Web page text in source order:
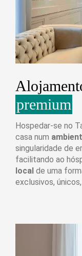
premium
Hospedar-se no
casa num
singularidade de
facilitando ao
local de uma
exclusivos,